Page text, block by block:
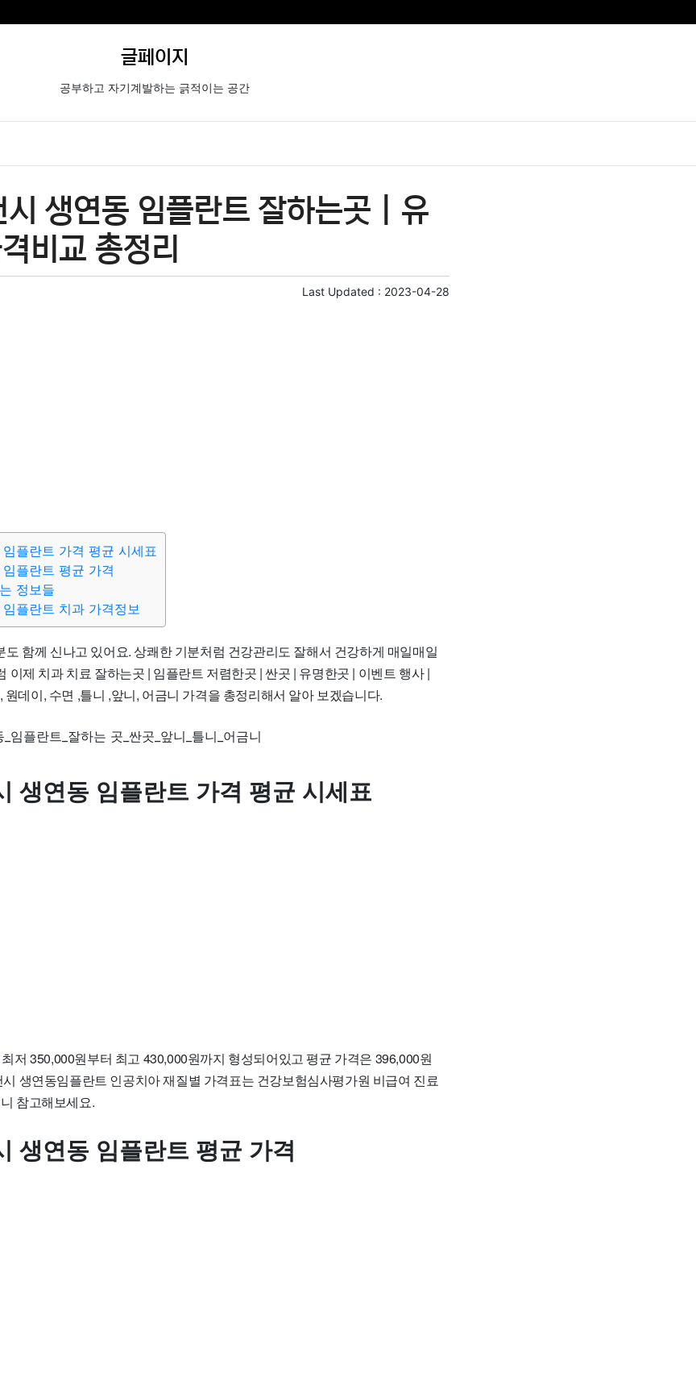
글페이지
공부하고 자기계발하는 긁적이는 공간
시 생연동 임플란트 잘하는곳 | 유
비교 총정리
Last Updated : 2023-04-28
플란트 가격 평균 시세표
플란트 평균 가격
정보들
플란트 치과 가격정보
도 함께 신나고 있어요. 상쾌한 기분처럼 건강관리도 잘해서 건강하게 매일매일
이제 치과 치료 잘하는곳 | 임플란트 저렴한곳 | 싼곳 | 유명한곳 | 이벤트 행사 |
원데이, 수면 ,틀니 ,앞니, 어금니 가격을 총정리해서 알아 보겠습니다.
생연동 임플란트 가격 평균 시세표
저 350,000원부터 최고 430,000원까지 형성되어있고 평균 가격은 396,000원
생연동임플란트 인공치아 재질별 가격표는 건강보험심사평가원 비급여 진료
참고해보세요.
생연동 임플란트 평균 가격